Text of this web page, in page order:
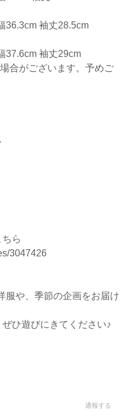
36.3cm 袖丈28.5cm
37.6cm 袖丈29cm
合がございます。予めご
ら
3047426
服や、季節の企画をお届け
ひ遊びにきてください♪
通報する